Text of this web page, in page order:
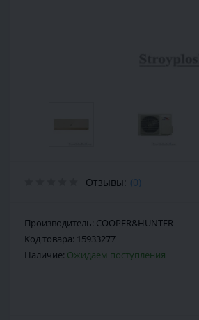
Отзывы: (0)
Производитель: COOPER&HUNTER
Код товара: 15933277
Наличие: Ожидаем поступления